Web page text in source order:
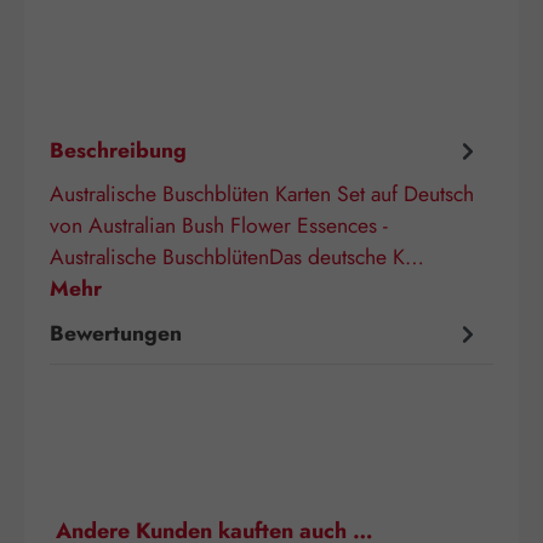
Beschreibung
Australische Buschblüten Karten Set auf Deutsch
von Australian Bush Flower Essences -
Australische BuschblütenDas deutsche K…
Mehr
Bewertungen
Produktgalerie überspringen
Andere Kunden kauften auch …